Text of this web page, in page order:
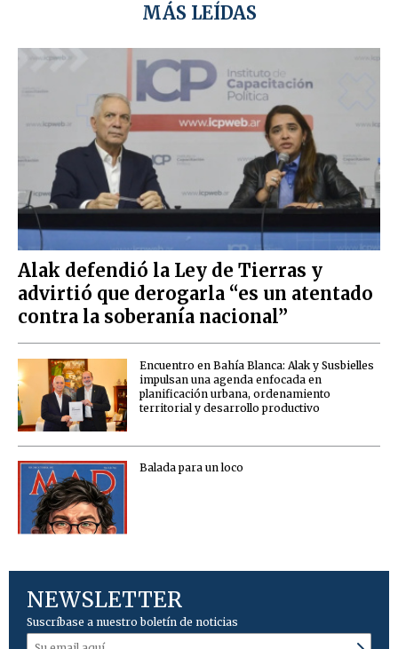
MÁS LEÍDAS
Alak defendió la Ley de Tierras y
advirtió que derogarla “es un atentado
contra la soberanía nacional”
Encuentro en Bahía Blanca: Alak y Susbielles
impulsan una agenda enfocada en
planificación urbana, ordenamiento
territorial y desarrollo productivo
Balada para un loco
NEWSLETTER
Suscríbase a nuestro boletín de noticias